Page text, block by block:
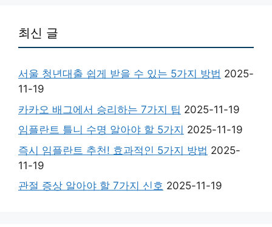
최신 글
서울 청년대출 쉽게 받을 수 있는 5가지 방법 2025-
11-19
카카오 배그에서 승리하는 7가지 팁 2025-11-19
임플란트 틀니 수명 알아야 할 5가지 2025-11-19
즉시 임플란트 추천! 효과적인 5가지 방법 2025-
11-19
관절 증상 알아야 할 7가지 신호 2025-11-19